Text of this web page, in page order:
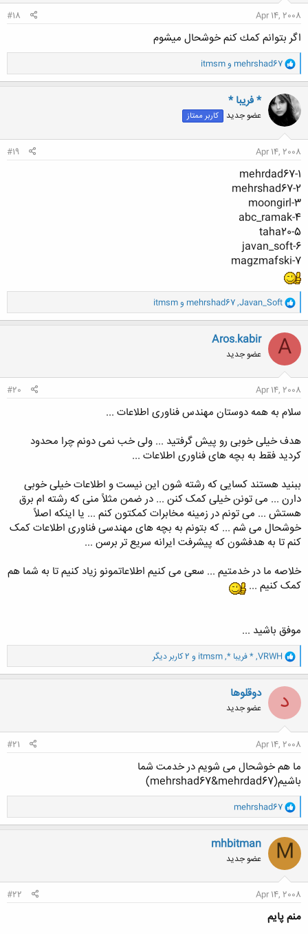
Apr 14, 2008
#18
اگر بتوانم كمك كنم خوشحال ميشوم
و
ا
ک
ن
ش
ه
ا
mehrshad67 وitmsm
* فریبا *
عضو جدید کاربر ممتاز
Apr 14, 2008
#19
1-mehrdad67
2-mehrshad67
3-moongirl
4-abc_ramak
5-taha20
6-javan_soft
7-magzmafski
و
ا
ک
ن
ش
ه
ا
Javan_Soft
,
mehrshad67 و itmsm
A
Aros.kabir
عضو جدید
Apr 14, 2008
#20
سلام به همه دوستان مهندس فناوری اطلاعات ...
هدف خیلی خوبی رو پیش گرفتید ... ولی خب نمی دونم چرا محدود
کردید فقط به بچه های فناوری اطلاعات ...
ببنید هستند کسایی که رشته شون این نیست و اطلاعات خیلی خوبی
دارن ... می تونن خیلی کمک کنن ... در ضمن مثلاً منی که رشته ام برق
هستش ... می تونم در زمینه مخابرات کمکتون کنم ... یا اینکه اصلاً
خوشحال می شم ... که بتونم به بچه های مهندسی فناوری اطلاعات کمک
کنم تا به هدفشون که پیشرفت ایرانه سریع تر برسن ...
خلاصه ما در خدمتیم ... سعی می کنیم اطلاعاتمونو زیاد کنیم تا به شما هم
کمک کنیم ...
موفق باشید ...
و
ا
ک
ن
ه
ا
VRWH
,* فریبا *,
itmsm و 2 کاربر دیگر
د دوقلوها
عضو جدید
Apr 14, 2008
#21
ما هم خوشحال می شویم در خدمت شما
باشیم(mehrshad67&mehrdad67)
و
ا
ک
ن
ش
ه
ا
mehrshad67
M
mhbitman
عضو جدید
Apr 14, 2008
#22
منم پایم